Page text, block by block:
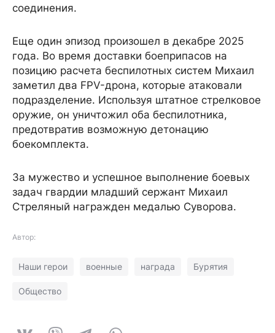
соединения.
Еще один эпизод произошел в декабре 2025
года. Во время доставки боеприпасов на
позицию расчета беспилотных систем Михаил
заметил два FPV-дрона, которые атаковали
подразделение. Используя штатное стрелковое
оружие, он уничтожил оба беспилотника,
предотвратив возможную детонацию
боекомплекта.
За мужество и успешное выполнение боевых
задач гвардии младший сержант Михаил
Стреляный награжден медалью Суворова.
Автор:
Наши герои военные награда Бурятия
Общество